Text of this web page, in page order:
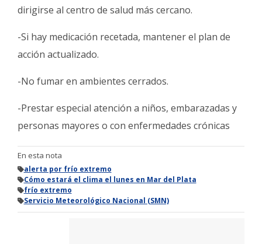
dirigirse al centro de salud más cercano.
-Si hay medicación recetada, mantener el plan de
acción actualizado.
-No fumar en ambientes cerrados.
-Prestar especial atención a niños, embarazadas y
personas mayores o con enfermedades crónicas
En esta nota
alerta por frío extremo
Cómo estará el clima el lunes en Mar del Plata
frío extremo
Servicio Meteorológico Nacional (SMN)